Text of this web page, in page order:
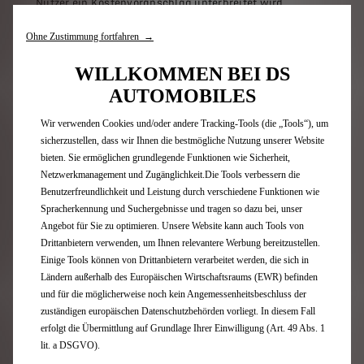
Nutzer ein Kostenvoranschlag unterbreitet wird,
Inzahlungnahmeangebot erhalten kann, denn dieses
Methode zur Berechnung des verbindlichen
Inzahlungnahmeangebots unterscheidet sich von der
des Kostenvoranschlags insbesondere dadurch, dass
sie den tatsächlichen Zustand des Fahrzeugs
5. RECHTE AN GEISTIGEM EIGENTUM
Die Nutzer der Website werden darauf hingewiesen:
dass viele Elemente geschützt sind:
- durch das Urheberrechtsgesetz, insbesondere die
Architektur der Website, Pläne, Fotografien, Texte usw.
- und/oder durch die Gesetzgebung über Muster und
Modelle: insbesondere die Fahrzeugmodelle, die auf der
Website erscheinen;
- und/oder durch das Markenrecht.
Ohne Zustimmung fortfahren →
WILLKOMMEN BEI DS
AUTOMOBILES
Wir verwenden Cookies und/oder andere Tracking-Tools (die „Tools“), um
sicherzustellen, dass wir Ihnen die bestmögliche Nutzung unserer Website
bieten. Sie ermöglichen grundlegende Funktionen wie Sicherheit,
Netzwerkmanagement und Zugänglichkeit.Die Tools verbessern die
Benutzerfreundlichkeit und Leistung durch verschiedene Funktionen wie
Spracherkennung und Suchergebnisse und tragen so dazu bei, unser
Angebot für Sie zu optimieren. Unsere Website kann auch Tools von
Drittanbietern verwenden, um Ihnen relevantere Werbung bereitzustellen.
Einige Tools können von Drittanbietern verarbeitet werden, die sich in
Ländern außerhalb des Europäischen Wirtschaftsraums (EWR) befinden
und für die möglicherweise noch kein Angemessenheitsbeschluss der
zuständigen europäischen Datenschutzbehörden vorliegt. In diesem Fall
erfolgt die Übermittlung auf Grundlage Ihrer Einwilligung (Art. 49 Abs. 1
lit. a DSGVO).